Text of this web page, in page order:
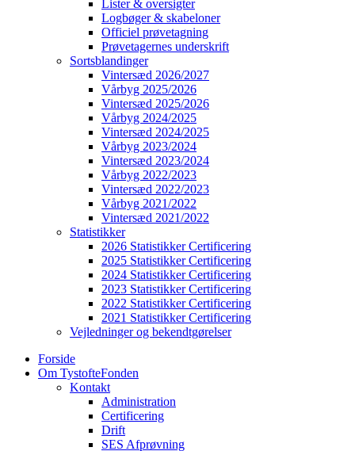
Lister & oversigter
Logbøger & skabeloner
Officiel prøvetagning
Prøvetagernes underskrift
Sortsblandinger
Vintersæd 2026/2027
Vårbyg 2025/2026
Vintersæd 2025/2026
Vårbyg 2024/2025
Vintersæd 2024/2025
Vårbyg 2023/2024
Vintersæd 2023/2024
Vårbyg 2022/2023
Vintersæd 2022/2023
Vårbyg 2021/2022
Vintersæd 2021/2022
Statistikker
2026 Statistikker Certificering
2025 Statistikker Certificering
2024 Statistikker Certificering
2023 Statistikker Certificering
2022 Statistikker Certificering
2021 Statistikker Certificering
Vejledninger og bekendtgørelser
Forside
Om TystofteFonden
Kontakt
Administration
Certificering
Drift
SES Afprøvning